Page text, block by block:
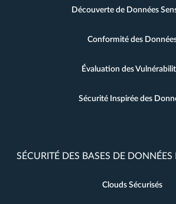
Découverte de Données
Conformité des
Évaluation des
Sécurité Inspirée des
SÉCURITÉ DES BASES DE
Clouds Sécurisés